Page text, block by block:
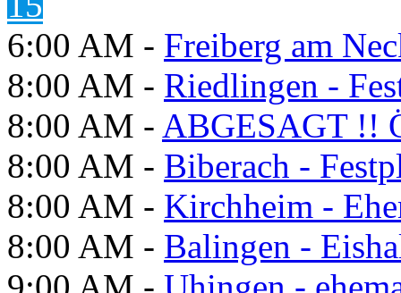
6:00 AM - Freiberg am
8:00 AM - Riedlingen -
8:00 AM - ABGESAGT !!
8:00 AM - Biberach -
8:00 AM - Kirchheim -
8:00 AM - Balingen -